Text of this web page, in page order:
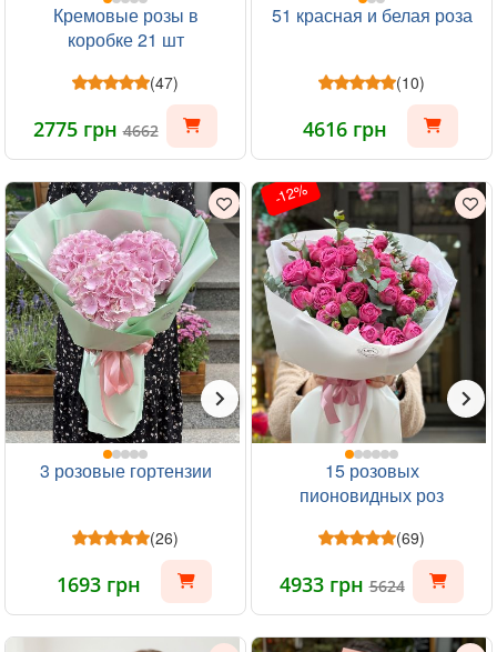
Кремовые розы в
коробке 21 шт
(47)
2775 грн4662
51 красная и белая роза
(10)
4616 грн
3 розовые гортензии
(26)
1693 грн
-12%
15 розовых
пионовидных роз
(69)
4933 грн5624